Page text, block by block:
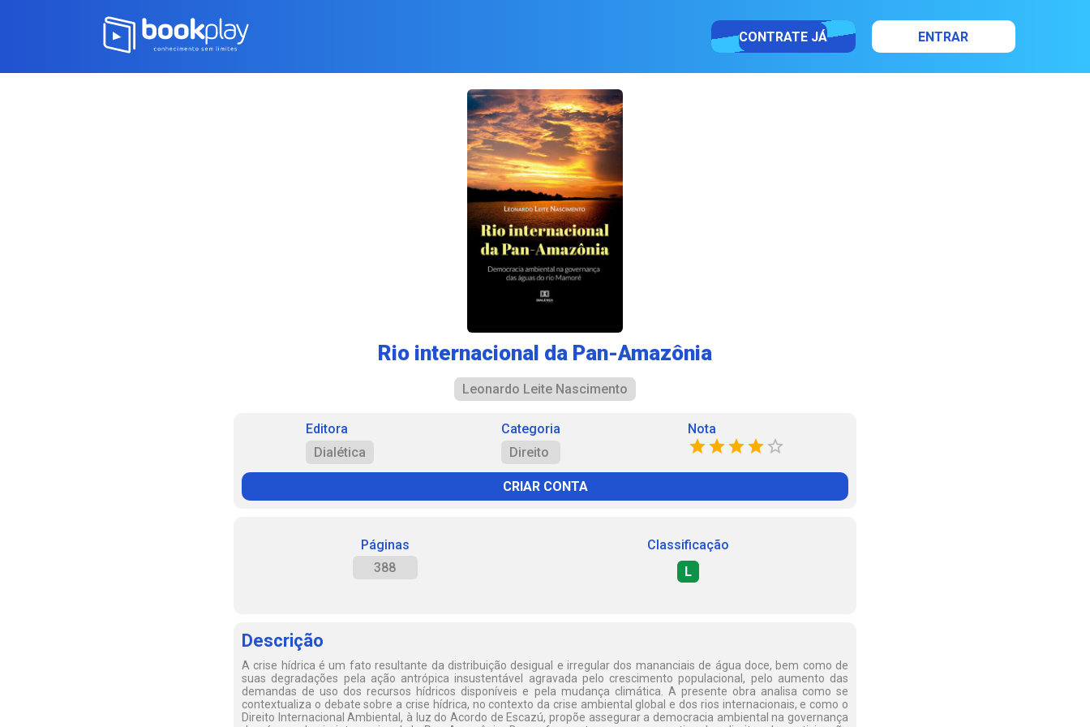
CONTRATE JÁ ENTRAR
Rio internacional da Pan-Amazônia
Leonardo Leite Nascimento
Editora
Dialética
Categoria
Direito
Nota
CRIAR CONTA
Páginas
388
Classificação
L
Descrição
A crise hídrica é um fato resultante da distribuição desigual e irregular dos mananciais de água doce, bem como de
suas degradações pela ação antrópica insustentável agravada pelo crescimento populacional, pelo aumento das
demandas de uso dos recursos hídricos disponíveis e pela mudança climática. A presente obra analisa como se
contextualiza o debate sobre a crise hídrica, no contexto da crise ambiental global e dos rios internacionais, e como o
Direito Internacional Ambiental, à luz do Acordo de Escazú, propõe assegurar a democracia ambiental na governança